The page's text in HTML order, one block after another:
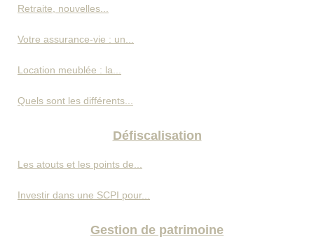
Retraite, nouvelles...
Votre assurance-vie : un...
Location meublée : la...
Quels sont les différents...
Défiscalisation
Les atouts et les points de...
Investir dans une SCPI pour...
Gestion de patrimoine